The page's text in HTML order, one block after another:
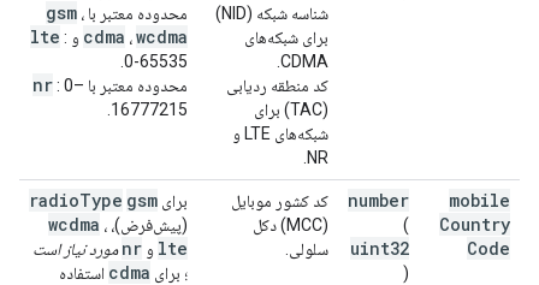
شناسه شبکه (NID)
برای شبکه‌های
CDMA.
کد منطقه ردیابی
(TAC) برای
شبکه‌های LTE و
NR.
محدوده معتبر با
gsm ،
cdma ،wcdma و lte :
0-65535.
محدوده معتبر با
nr: 0–
16777215.
mobile
Country
Code
number
(
uint32
)
کد کشور موبایل
(MCC) دکل
سلولی.
برای radioType gsm
(پیش‌فرض)، wcdma ،
lte و nr مورد نیاز است
؛ برای cdma استفاده